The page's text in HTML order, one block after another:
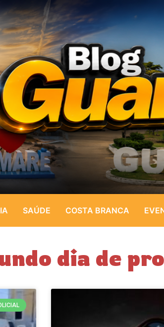
SAÚDE COSTA BRANCA
dia de